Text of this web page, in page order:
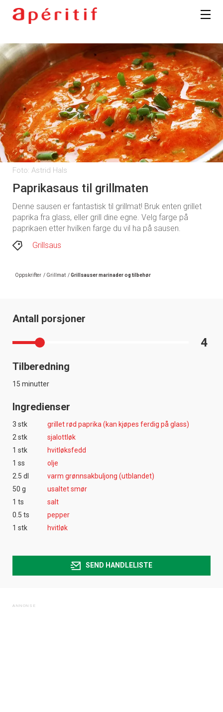
tilsendt.
Registrer deg
Foto: Astrid Hals
Paprikasaus til grillmaten
Denne sausen er fantastisk til grillmat! Bruk enten grillet
paprika fra glass, eller grill dine egne. Velg farge på
paprikaen etter hvilken farge du vil ha på sausen.
Grillsaus
Oppskrifter / Grillmat /Grillsauser marinader og tilbehør
Antall porsjoner
4
Tilberedning
15 minutter
Ingredienser
3 stk
grillet rød paprika (kan kjøpes ferdig på glass)
2 stk
sjalottløk
1 stk
hvitløksfedd
1 ss
olje
2.5 dl
varm grønnsakbuljong (utblandet)
50 g
usaltet smør
1 ts
salt
0.5 ts
pepper
1 stk
hvitløk
SEND HANDLELISTE